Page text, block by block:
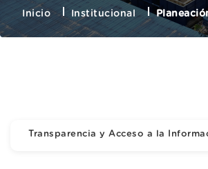
Inicio Institucional
Transparencia y Acceso a la